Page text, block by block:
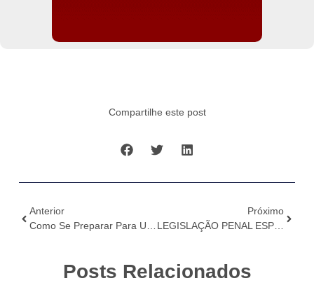
Compartilhe este post
Anterior
Como Se Preparar Para Uma Fase Discursiva?
Próximo
LEGISLAÇÃO PENAL ESPECIAL: O CRIME DE RACISMO NO BRASIL – Lei 7.716/89
Posts Relacionados